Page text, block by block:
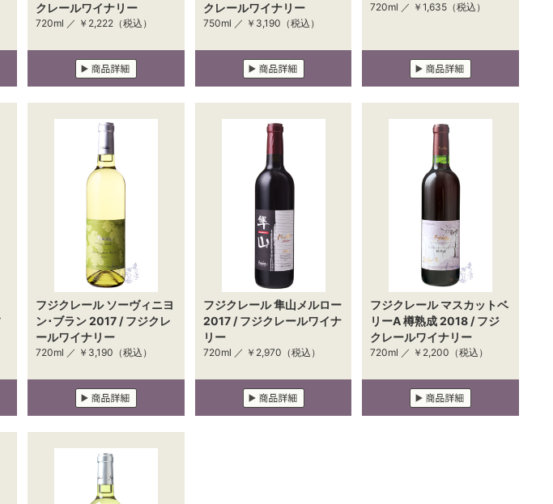
クレールワイナリー
720ml ／ ￥2,222 （税込）
クレールワイナリー
750ml ／ ￥3,190 （税込）
720ml ／ ￥1,635 （税込）
フジクレール ソーヴィニヨ
ン･ブラン 2017 / フジクレ
ールワイナリー
720ml ／ ￥3,190 （税込）
フジクレール 隼山メルロー
2017 / フジクレールワイナ
リー
720ml ／ ￥2,970 （税込）
フジクレール マスカットベ
リーA 樽熟成 2018 / フジ
クレールワイナリー
720ml ／ ￥2,200 （税込）